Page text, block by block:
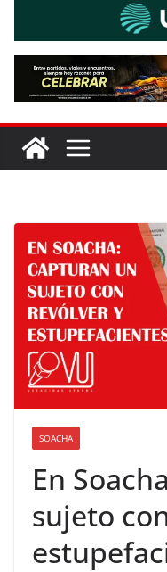
SOACHA
En
sujeto